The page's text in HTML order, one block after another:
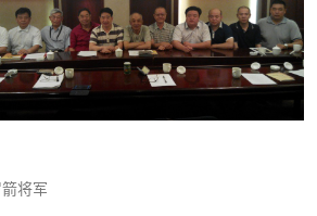
将军